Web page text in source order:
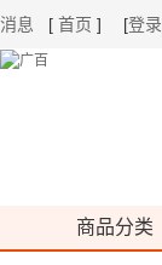
消息 [ 首页 ] [登录
商品分类